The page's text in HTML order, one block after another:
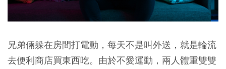
兄弟倆躲在房間打電動，每天不是叫外送，就是輪流
去便利商店買東西吃。由於不愛運動，兩人體重雙雙